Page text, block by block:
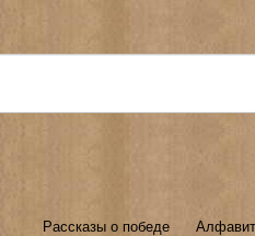
Рассказы о победе